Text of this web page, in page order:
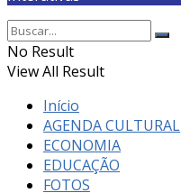
No Result
View All Result
Início
AGENDA CULTURAL
ECONOMIA
EDUCAÇÃO
FOTOS